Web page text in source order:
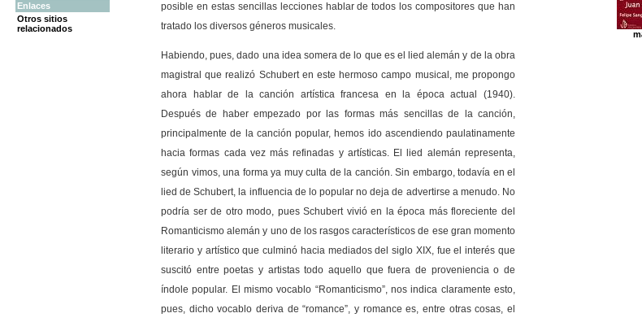
Enlaces
Otros sitios
relacionados
posible en estas sencillas lecciones hablar de todos los compositores que han
tratado los diversos géneros musicales.
Habiendo, pues, dado una idea somera de lo que es el lied alemán y de la obra
magistral que realizó Schubert en este hermoso campo musical, me propongo
ahora hablar de la canción artística francesa en la época actual (1940).
Después de haber empezado por las formas más sencillas de la canción,
principalmente de la canción popular, hemos ido ascendiendo paulatinamente
hacia formas cada vez más refinadas y artísticas. El lied alemán representa,
según vimos, una forma ya muy culta de la canción. Sin embargo, todavía en el
lied de Schubert, la influencia de lo popular no deja de advertirse a menudo. No
podría ser de otro modo, pues Schubert vivió en la época más floreciente del
Romanticismo alemán y uno de los rasgos característicos de ese gran momento
literario y artístico que culminó hacia mediados del siglo XIX, fue el interés que
suscitó entre poetas y artistas todo aquello que fuera de proveniencia o de
índole popular. El mismo vocablo “Romanticismo”, nos indica claramente esto,
pues, dicho vocablo deriva de “romance”, y romance es, entre otras cosas, el